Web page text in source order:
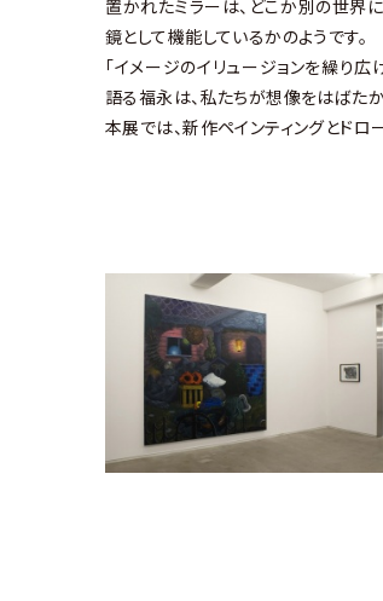
置かれたミラーは、どこか別の世界
鏡として機能しているかのようです。
「イメージのイリュージョンを繰り
語る福永は、私たちが想像をはばた
本展では、新作ペインティングとドロ